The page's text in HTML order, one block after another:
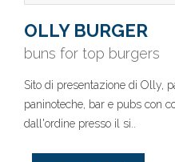
OLLY BURGER
buns for top burgers
Sito di presentazione di Olly,
paninoteche, bar e pubs con
dall'ordine presso il si..